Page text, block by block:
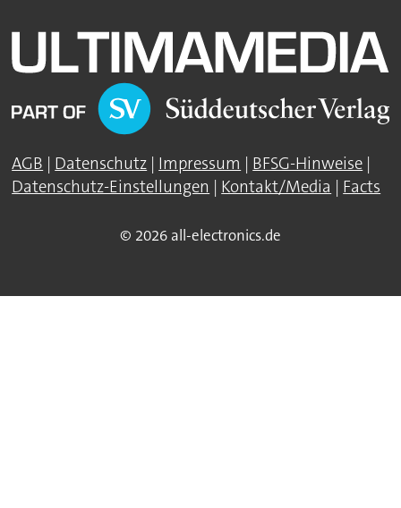
AGB | Datenschutz | Impressum | BFSG-Hinweise |
Datenschutz-Einstellungen | Kontakt/Media | Facts
© 2026 all-electronics.de